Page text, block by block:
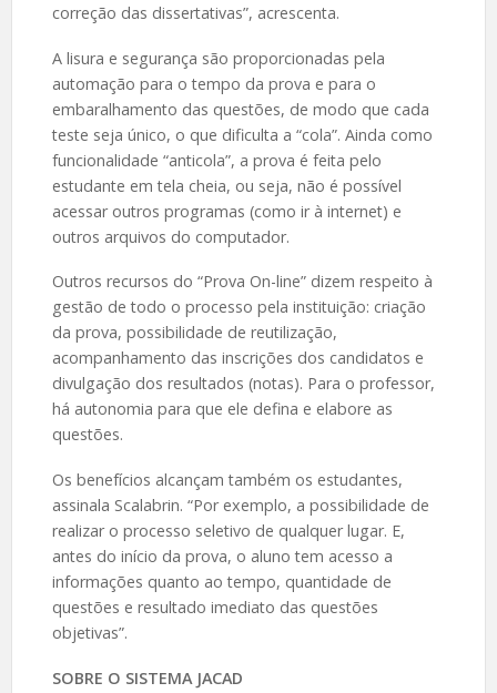
correção das dissertativas”, acrescenta.
A lisura e segurança são proporcionadas pela
automação para o tempo da prova e para o
embaralhamento das questões, de modo que cada
teste seja único, o que dificulta a “cola”. Ainda como
funcionalidade “anticola”, a prova é feita pelo
estudante em tela cheia, ou seja, não é possível
acessar outros programas (como ir à internet) e
outros arquivos do computador.
Outros recursos do “Prova On-line” dizem respeito à
gestão de todo o processo pela instituição: criação
da prova, possibilidade de reutilização,
acompanhamento das inscrições dos candidatos e
divulgação dos resultados (notas). Para o professor,
há autonomia para que ele defina e elabore as
questões.
Os benefícios alcançam também os estudantes,
assinala Scalabrin. “Por exemplo, a possibilidade de
realizar o processo seletivo de qualquer lugar. E,
antes do início da prova, o aluno tem acesso a
informações quanto ao tempo, quantidade de
questões e resultado imediato das questões
objetivas”.
SOBRE O SISTEMA JACAD